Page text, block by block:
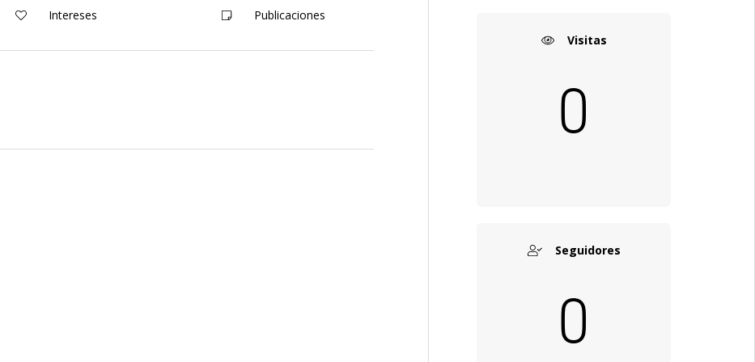
Intereses Publicaciones
Visitas
0
Seguidores
0